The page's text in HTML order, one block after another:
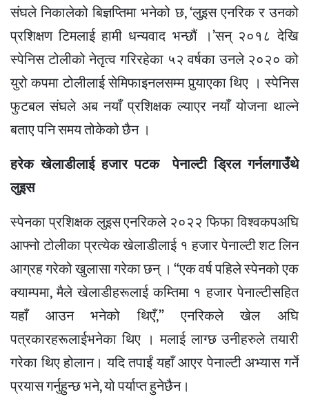
संघले निकालेको बिज्ञप्तिमा भनेको छ, ‘लुइस एनरिक र उनको
प्रशिक्षण टिमलाई हामी धन्यवाद भन्छौं ।’सन् २०१८ देखि
स्पेनिस टोलीको नेतृत्व गरिरहेका ५२ वर्षका उनले २०२० को
युरो कपमा टोलीलाई सेमिफाइनलसम्म पुर्‍याएका थिए । स्पेनिस
फुटबल संघले अब नयाँ प्रशिक्षक ल्याएर नयाँ योजना थाल्ने
बताए पनि समय तोकेको छैन ।
हरेक खेलाडीलाई हजार पटक पेनाल्टी ड्रिल गर्नलगाउँथे
लुइस
स्पेनका प्रशिक्षक लुइस एनरिकले २०२२ फिफा विश्वकपअघि
आफ्नो टोलीका प्रत्येक खेलाडीलाई १ हजार पेनाल्टी शट लिन
आग्रह गरेको खुलासा गरेका छन् । “एक वर्ष पहिले स्पेनको एक
क्याम्पमा, मैले खेलाडीहरूलाई कम्तिमा १ हजार पेनाल्टीसहित
यहाँ आउन भनेको थिएँ,” एनरिकले खेल अघि
पत्रकारहरूलाईभनेका थिए । मलाई लाग्छ उनीहरुले तयारी
गरेका थिए होलान। यदि तपाईं यहाँ आएर पेनाल्टी अभ्यास गर्ने
प्रयास गर्नुहुन्छ भने, यो पर्याप्त हुनेछैन।